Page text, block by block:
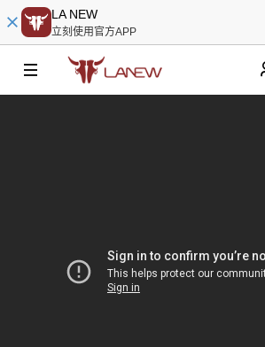
LA NEW
立刻使用官方APP